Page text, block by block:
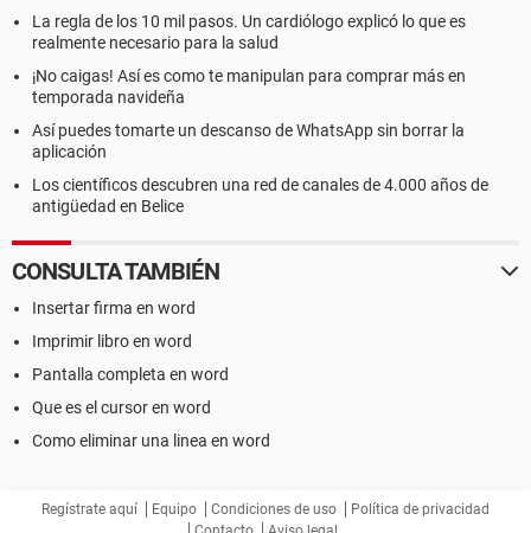
La regla de los 10 mil pasos. Un cardiólogo explicó lo que es
realmente necesario para la salud
¡No caigas! Así es como te manipulan para comprar más en
temporada navideña
Así puedes tomarte un descanso de WhatsApp sin borrar la
aplicación
Los científicos descubren una red de canales de 4.000 años de
antigüedad en Belice
CONSULTA TAMBIÉN
Insertar firma en word
Imprimir libro en word
Pantalla completa en word
Que es el cursor en word
Como eliminar una linea en word
Regístrate aquí Equipo Condiciones de uso
Política de privacidad